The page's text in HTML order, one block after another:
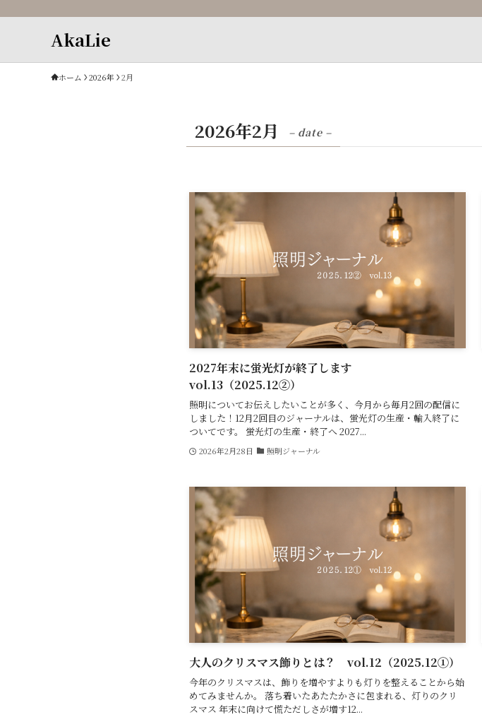
AkaLie
ホーム 2026年 2月
2026年2月 – date –
2027年末に蛍光灯が終了します
vol.13（2025.12②）
照明についてお伝えしたいことが多く、今月から毎月2回の配信に
しました！12月2回目のジャーナルは、蛍光灯の生産・輸入終了に
ついてです。 蛍光灯の生産・終了へ 2027...
2026年2月28日 照明ジャーナル
大人のクリスマス飾りとは？ vol.12（2025.12①）
今年のクリスマスは、飾りを増やすよりも灯りを整えることから始
めてみませんか。 落ち着いたあたたかさに包まれる、灯りのクリ
スマス 年末に向けて慌ただしさが増す12...